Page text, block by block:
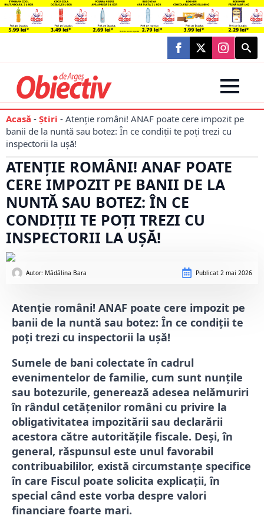
Search
for:
Acasă - Știri - Atenție români! ANAF poate cere impozit pe
banii de la nuntă sau botez: În ce condiții te poți trezi cu
inspectorii la ușă!
ATENȚIE ROMÂNI! ANAF POATE
CERE IMPOZIT PE BANII DE LA
NUNTĂ SAU BOTEZ: ÎN CE
CONDIȚII TE POȚI TREZI CU
INSPECTORII LA UȘĂ!
Autor: Mădălina Bara Publicat 2 mai 2026
Atenție români! ANAF poate cere impozit pe
banii de la nuntă sau botez: În ce condiții te
poți trezi cu inspectorii la ușă!
Sumele de bani colectate în cadrul
evenimentelor de familie, cum sunt nunțile
sau botezurile, generează adesea nelămuriri
în rândul cetățenilor români cu privire la
obligativitatea impozitării sau declarării
acestora către autoritățile fiscale. Deși, în
general, răspunsul este unul favorabil
contribuabililor, există circumstanțe specifice
în care Fiscul poate solicita explicații, în
special când este vorba despre valori
financiare foarte mari.